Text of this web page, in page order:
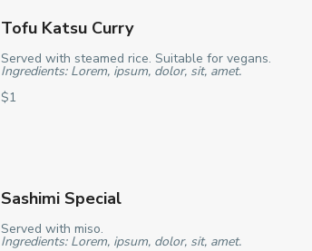
Tofu Katsu Curry
Served with steamed rice. Suitable for vegans.
Ingredients: Lorem, ipsum, dolor, sit, amet.
$1
Sashimi Special
Served with miso.
Ingredients: Lorem, ipsum, dolor, sit, amet.